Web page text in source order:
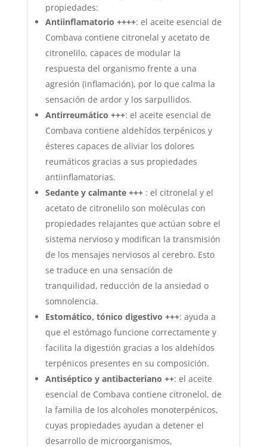
propiedades:
Antiinflamatorio ++++: el aceite esencial de
Combava contiene citronelal y acetato de
citronelilo, capaces de modular la
respuesta del organismo frente a una
agresión (inflamación), por lo que calma la
sensación de ardor y los sarpullidos.
Antirreumático +++: el aceite esencial de
Combava contiene aldehídos terpénicos y
ésteres capaces de aliviar los dolores
reumáticos gracias a sus propiedades
antiinflamatorias.
Sedante y calmante +++ : el citronelal y el
acetato de citronelilo son moléculas con
propiedades relajantes que actúan sobre el
sistema nervioso y modifican la transmisión
de los mensajes nerviosos al cerebro. Esto
se traduce en una sensación de
tranquilidad, reducción de la ansiedad o
somnolencia.
Estomático, tónico digestivo +++: ayuda a
que el estómago funcione correctamente y
facilita la digestión gracias a los aldehídos
terpénicos presentes en su composición.
Antiséptico y antibacteriano ++: el aceite
esencial de Combava contiene citronelol, de
la familia de los alcoholes monoterpénicos,
cuyas propiedades ayudan a detener el
desarrollo de microorganismos,